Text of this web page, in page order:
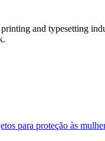
and typesetting